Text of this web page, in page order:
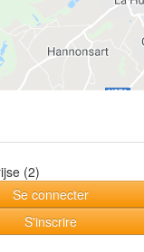
Se connecter
S'inscrire